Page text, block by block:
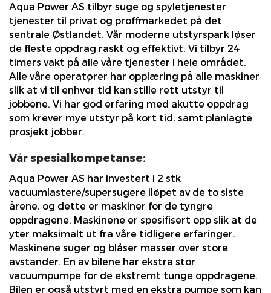
Aqua Power AS tilbyr suge og spyletjenester
tjenester til privat og proffmarkedet på det
sentrale Østlandet. Vår moderne utstyrspark løser
de fleste oppdrag raskt og effektivt. Vi tilbyr 24
timers vakt på alle våre tjenester i hele området.
Alle våre operatører har opplæring på alle maskiner
slik at vi til enhver tid kan stille rett utstyr til
jobbene. Vi har god erfaring med akutte oppdrag
som krever mye utstyr på kort tid, samt planlagte
prosjekt jobber.
Vår spesialkompetanse:
Aqua Power AS har investert i 2 stk
vacuumlastere/supersugere iløpet av de to siste
årene, og dette er maskiner for de tyngre
oppdragene. Maskinene er spesifisert opp slik at de
yter maksimalt ut fra våre tidligere erfaringer.
Maskinene suger og blåser masser over store
avstander. En av bilene har ekstra stor
vacuumpumpe for de ekstremt tunge oppdragene.
Bilen er også utstyrt med en ekstra pumpe som kan